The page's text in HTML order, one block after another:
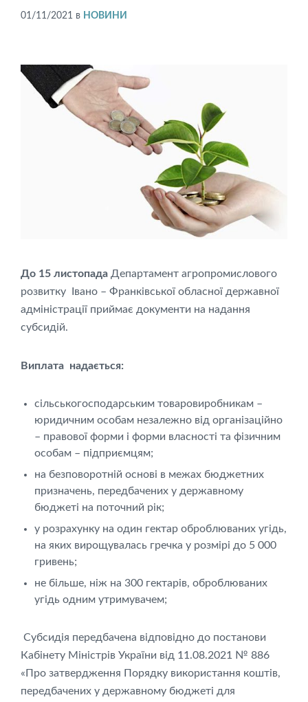
01/11/2021 в НОВИНИ
До 15 листопада Департамент агропромислового
розвитку Івано – Франківської обласної державної
адміністрації приймає документи на надання
субсидій.
Виплата надається:
сільськогосподарським товаровиробникам –
юридичним особам незалежно від організаційно
– правової форми і форми власності та фізичним
особам – підприємцям;
на безповоротній основі в межах бюджетних
призначень, передбачених у державному
бюджеті на поточний рік;
у розрахунку на один гектар оброблюваних угідь,
на яких вирощувалась гречка у розмірі до 5 000
гривень;
не більше, ніж на 300 гектарів, оброблюваних
угідь одним утримувачем;
Субсидія передбачена відповідно до постанови
Кабінету Міністрів України від 11.08.2021 № 886
«Про затвердження Порядку використання коштів,
передбачених у державному бюджеті для